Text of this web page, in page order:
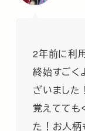
2年前に利
終始すごく
ざいました！
覚えてても
た！お人柄